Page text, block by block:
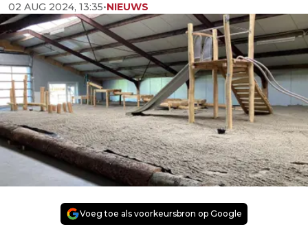
02 AUG 2024, 13:35•NIEUWS
Voeg toe als voorkeursbron op Google